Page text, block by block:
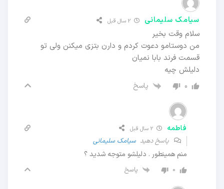
سیامک سلیمانی 2 سال قبل
سلام وقت بخیر
من دوستامو دعوت کردم و دارن بتزی میکنن ولی تو
قسمت فرند بابا نمیان
دلیلش چیه
0 پاسخ
فاطمه
پاسخ دهیدسیامک سلیمانی
منم همینطور . دلیلشو متوجه شدید ؟
0 پاسخ